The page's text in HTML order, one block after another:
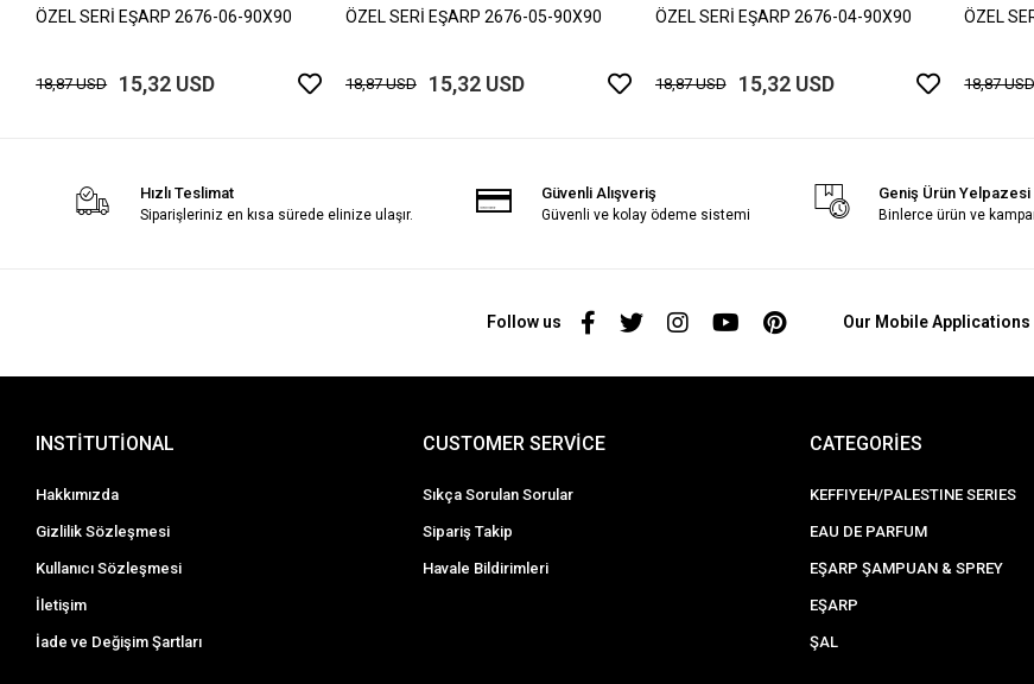
ÖZEL SERİ EŞARP 2676-06-90X90
18,87 USD 15,32 USD
ÖZEL SERİ EŞARP 2676-05-90X90
18,87 USD 15,32 USD
ÖZEL SERİ EŞARP 2676-04-90X90
18,87 USD 15,32 USD
ÖZEL
18,87
Hızlı Teslimat
Siparişleriniz en kısa sürede elinize ulaşır.
Güvenli Alışveriş
Güvenli ve kolay ödeme sistemi
Geniş Ürün Yelpazesi
Binlerce ürün ve
Follow us Our Mobile Applications
INSTİTUTİONAL
Hakkımızda
Gizlilik Sözleşmesi
Kullanıcı Sözleşmesi
İletişim
İade ve Değişim Şartları
CUSTOMER SERVİCE
Sıkça Sorulan Sorular
Sipariş Takip
Havale Bildirimleri
CATEGORİES
KEFFIYEH/PALESTINE SERIES
EAU DE PARFUM
EŞARP ŞAMPUAN & SPREY
EŞARP
ŞAL